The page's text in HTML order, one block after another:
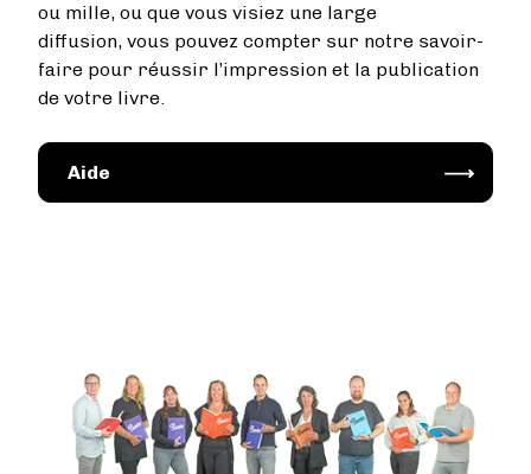
ou mille, ou que vous visiez une large
diffusion, vous pouvez compter sur notre savoir-
faire pour réussir l’impression et la publication
de votre livre.
Image
Aide